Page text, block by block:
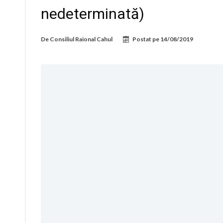
nedeterminată)
De Consiliul Raional Cahul Postat pe 14/08/2019